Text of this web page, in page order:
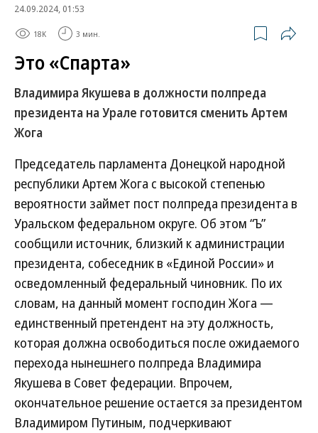
24.09.2024, 01:53
18K 3 мин.
Это «Спарта»
Владимира Якушева в должности полпреда
президента на Урале готовится сменить Артем
Жога
Председатель парламента Донецкой народной
республики Артем Жога с высокой степенью
вероятности займет пост полпреда президента в
Уральском федеральном округе. Об этом “Ъ”
сообщили источник, близкий к администрации
президента, собеседник в «Единой России» и
осведомленный федеральный чиновник. По их
словам, на данный момент господин Жога —
единственный претендент на эту должность,
которая должна освободиться после ожидаемого
перехода нынешнего полпреда Владимира
Якушева в Совет федерации. Впрочем,
окончательное решение остается за президентом
Владимиром Путиным, подчеркивают